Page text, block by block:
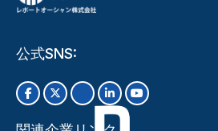
公式SNS: